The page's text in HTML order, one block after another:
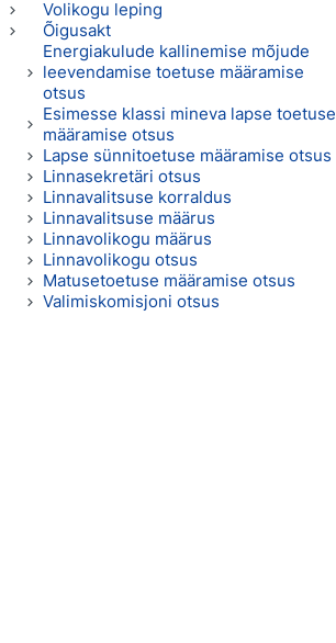
Volikogu leping
Õigusakt
Energiakulude kallinemise mõjude
leevendamise toetuse määramise
otsus
Esimesse klassi mineva lapse toetuse
määramise otsus
Lapse sünnitoetuse määramise otsus
Linnasekretäri otsus
Linnavalitsuse korraldus
Linnavalitsuse määrus
Linnavolikogu määrus
Linnavolikogu otsus
Matusetoetuse määramise otsus
Valimiskomisjoni otsus